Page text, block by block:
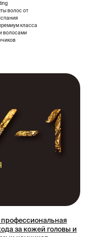
волос от
класса
волосами
профессиональная
за кожей головы и